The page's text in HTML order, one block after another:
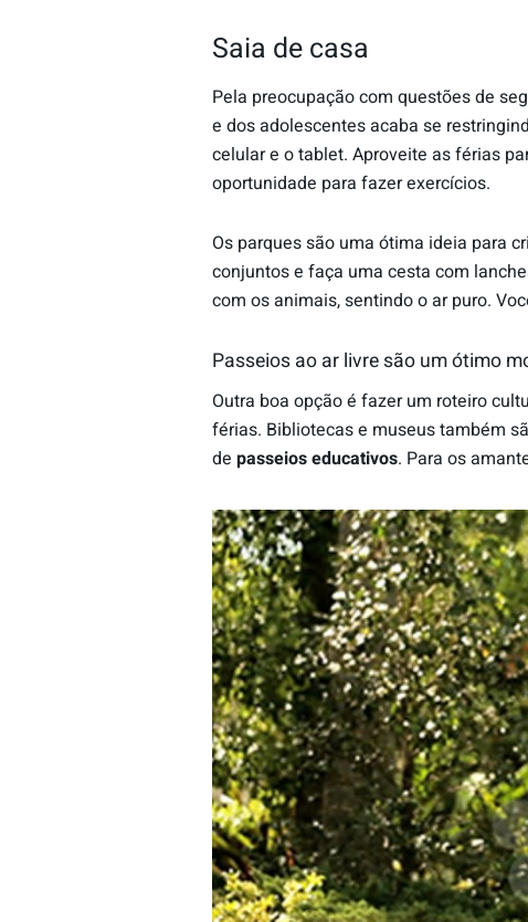
Saia de casa
Pela preocupação com questões de
e dos adolescentes acaba se
celular e o tablet. Aproveite as férias
oportunidade para fazer exercícios.
Os parques são uma ótima ideia para
conjuntos e faça uma cesta com
com os animais, sentindo o ar puro.
Passeios ao ar livre são um ótimo
Outra boa opção é fazer um roteiro
férias. Bibliotecas e museus também
de passeios educativos. Para os